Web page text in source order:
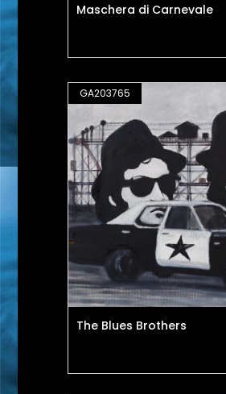
Maschera di Carnevale
GA203765
The Blues Brothers